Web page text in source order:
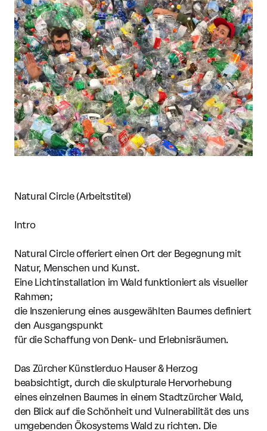
Natural Circle (Arbeitstitel)
Intro
Natural Circle offeriert einen Ort der Begegnung mit
Natur, Menschen und Kunst.
Eine Lichtinstallation im Wald funktioniert als visueller
Rahmen;
die Inszenierung eines ausgewählten Baumes definiert
den Ausgangspunkt
für die Schaffung von Denk- und Erlebnisräumen.
Das Zürcher Künstlerduo Hauser & Herzog
beabsichtigt, durch die skulpturale Hervorhebung
eines einzelnen Baumes in einem Stadtzürcher Wald,
den Blick auf die Schönheit und Vulnerabilität des uns
umgebenden Ökosystems Wald zu richten. Die